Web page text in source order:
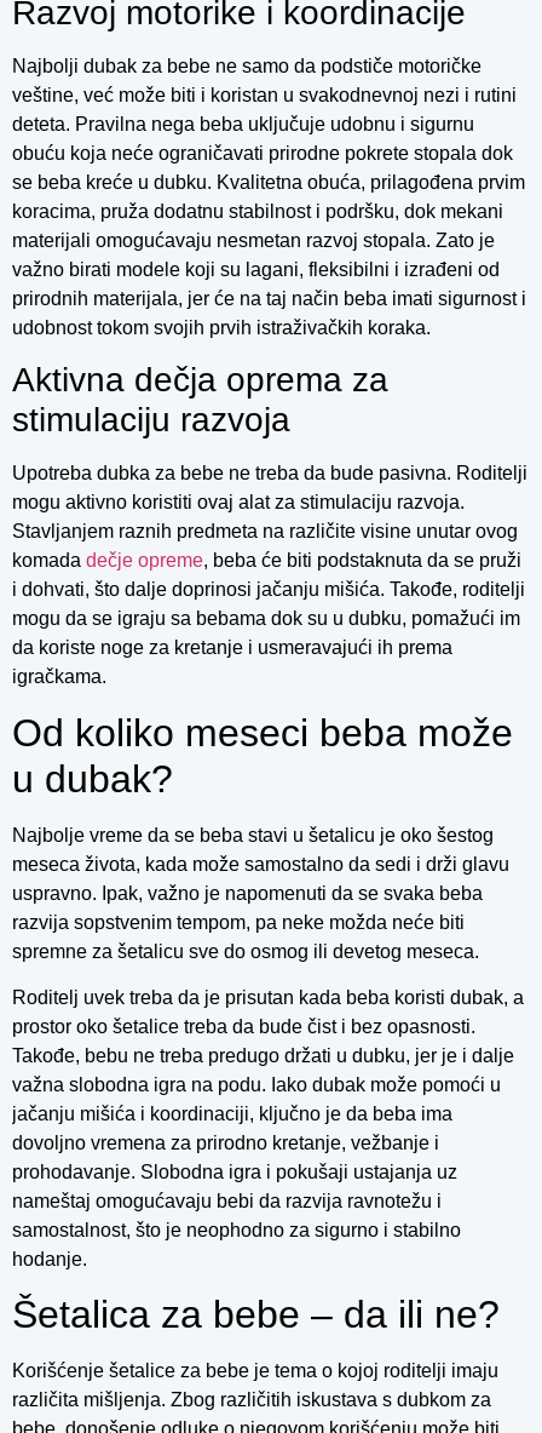
Razvoj motorike i koordinacije
Najbolji dubak za bebe ne samo da podstiče motoričke
veštine, već može biti i koristan u svakodnevnoj nezi i rutini
deteta. Pravilna nega beba uključuje udobnu i sigurnu
obuću koja neće ograničavati prirodne pokrete stopala dok
se beba kreće u dubku. Kvalitetna obuća, prilagođena prvim
koracima, pruža dodatnu stabilnost i podršku, dok mekani
materijali omogućavaju nesmetan razvoj stopala. Zato je
važno birati modele koji su lagani, fleksibilni i izrađeni od
prirodnih materijala, jer će na taj način beba imati sigurnost i
udobnost tokom svojih prvih istraživačkih koraka.
Aktivna dečja oprema za
stimulaciju razvoja
Upotreba dubka za bebe ne treba da bude pasivna. Roditelji
mogu aktivno koristiti ovaj alat za stimulaciju razvoja.
Stavljanjem raznih predmeta na različite visine unutar ovog
komada dečje opreme, beba će biti podstaknuta da se pruži
i dohvati, što dalje doprinosi jačanju mišića. Takođe, roditelji
mogu da se igraju sa bebama dok su u dubku, pomažući im
da koriste noge za kretanje i usmeravajući ih prema
igračkama.
Od koliko meseci beba može
u dubak?
Najbolje vreme da se beba stavi u šetalicu je oko šestog
meseca života, kada može samostalno da sedi i drži glavu
uspravno. Ipak, važno je napomenuti da se svaka beba
razvija sopstvenim tempom, pa neke možda neće biti
spremne za šetalicu sve do osmog ili devetog meseca.
Roditelj uvek treba da je prisutan kada beba koristi dubak, a
prostor oko šetalice treba da bude čist i bez opasnosti.
Takođe, bebu ne treba predugo držati u dubku, jer je i dalje
važna slobodna igra na podu. Iako dubak može pomoći u
jačanju mišića i koordinaciji, ključno je da beba ima
dovoljno vremena za prirodno kretanje, vežbanje i
prohodavanje. Slobodna igra i pokušaji ustajanja uz
nameštaj omogućavaju bebi da razvija ravnotežu i
samostalnost, što je neophodno za sigurno i stabilno
hodanje.
Šetalica za bebe – da ili ne?
Korišćenje šetalice za bebe je tema o kojoj roditelji imaju
različita mišljenja. Zbog različitih iskustava s dubkom za